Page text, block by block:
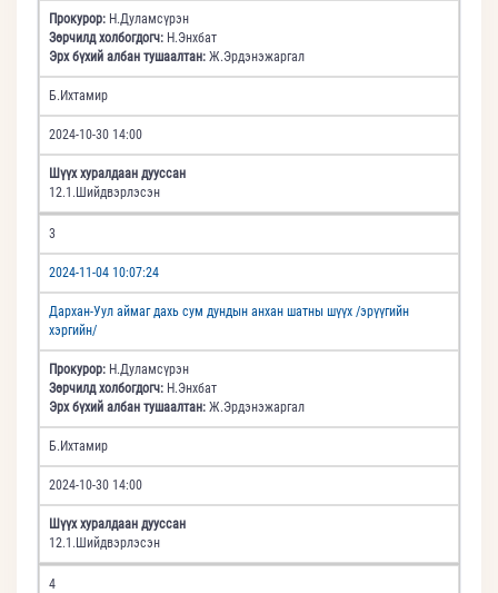
Прокурор: Н.Дуламсүрэн
Зөрчилд холбогдогч: Н.Энхбат
Эрх бүхий албан тушаалтан: Ж.Эрдэнэжаргал
Б.Ихтамир
2024-10-30 14:00
Шүүх хуралдаан дууссан
12.1.Шийдвэрлэсэн
3
2024-11-04 10:07:24
Дархан-Уул аймаг дахь сум дундын анхан шатны шүүх /эрүүгийн
хэргийн/
Прокурор: Н.Дуламсүрэн
Зөрчилд холбогдогч: Н.Энхбат
Эрх бүхий албан тушаалтан: Ж.Эрдэнэжаргал
Б.Ихтамир
2024-10-30 14:00
Шүүх хуралдаан дууссан
12.1.Шийдвэрлэсэн
4